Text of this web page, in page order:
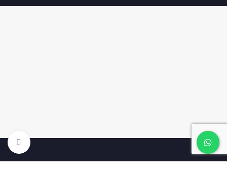
Clic para ampliar